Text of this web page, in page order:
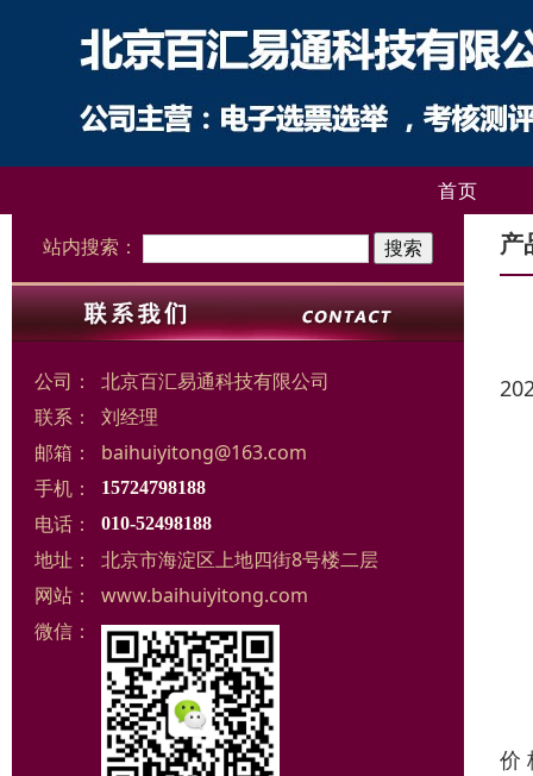
首页
站内搜索：
公司：
北京百汇易通科技有限公司
联系：
刘经理
邮箱：
baihuiyitong@163.com
手机：
15724798188
电话： 010-52498188
地址：
北京市海淀区上地四街8号楼二层
网站：
www.baihuiyitong.com
微信：
产
价